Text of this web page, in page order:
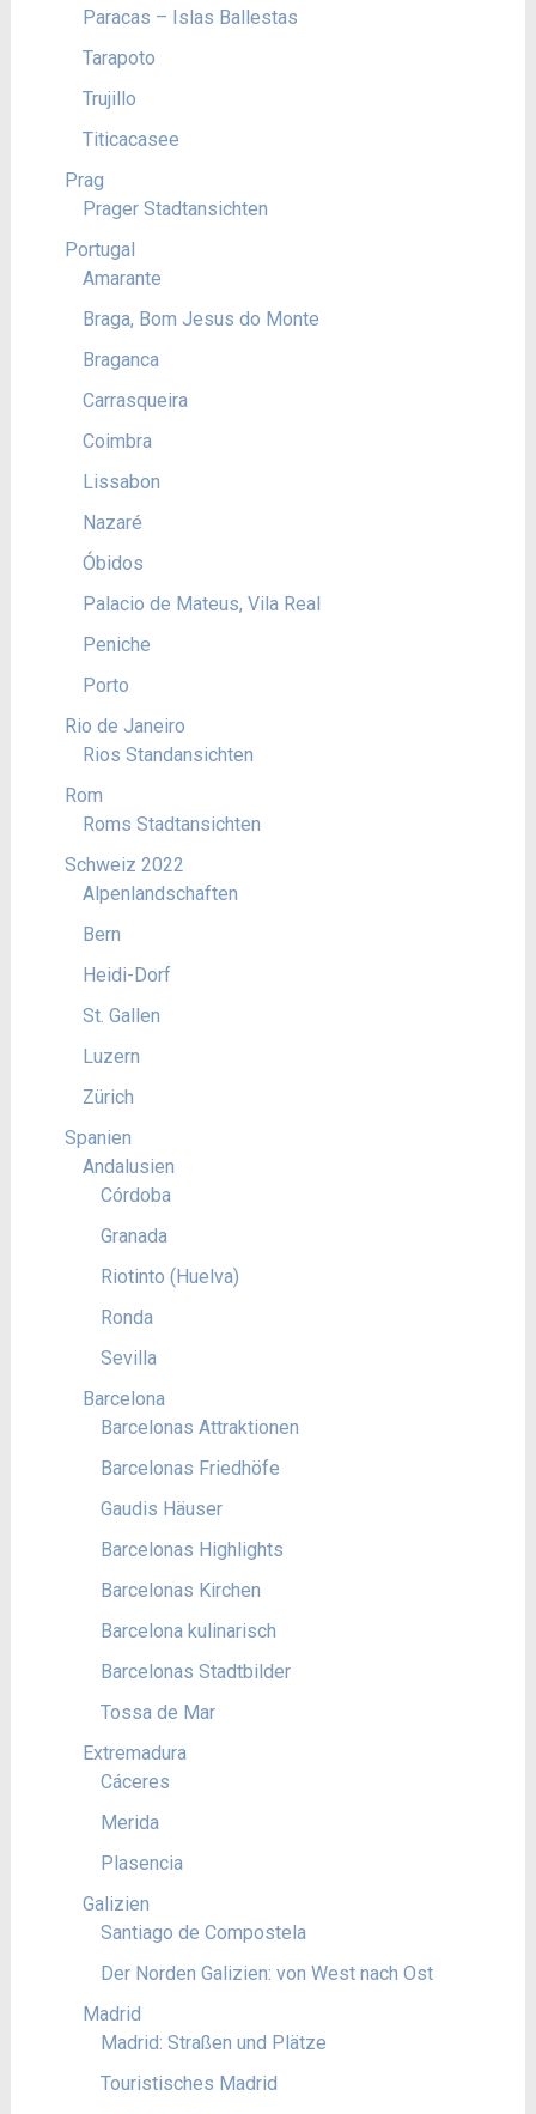
Paracas – Islas Ballestas
Tarapoto
Trujillo
Titicacasee
Prag
Prager Stadtansichten
Portugal
Amarante
Braga, Bom Jesus do Monte
Braganca
Carrasqueira
Coimbra
Lissabon
Nazaré
Óbidos
Palacio de Mateus, Vila Real
Peniche
Porto
Rio de Janeiro
Rios Standansichten
Rom
Roms Stadtansichten
Schweiz 2022
Alpenlandschaften
Bern
Heidi-Dorf
St. Gallen
Luzern
Zürich
Spanien
Andalusien
Córdoba
Granada
Riotinto (Huelva)
Ronda
Sevilla
Barcelona
Barcelonas Attraktionen
Barcelonas Friedhöfe
Gaudis Häuser
Barcelonas Highlights
Barcelonas Kirchen
Barcelona kulinarisch
Barcelonas Stadtbilder
Tossa de Mar
Extremadura
Cáceres
Merida
Plasencia
Galizien
Santiago de Compostela
Der Norden Galizien: von West nach Ost
Madrid
Madrid: Straßen und Plätze
Touristisches Madrid